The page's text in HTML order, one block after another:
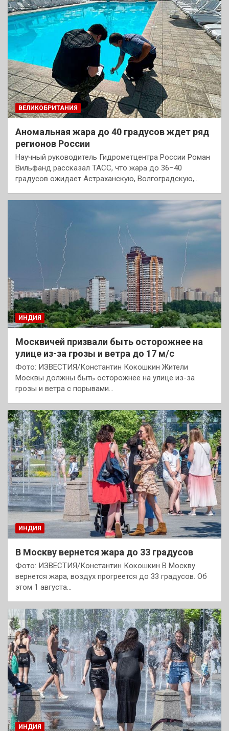
ВЕЛИКОБРИТАНИЯ
Аномальная жара до 40 градусов ждет ряд
регионов России
Научный руководитель Гидрометцентра России Роман
Вильфанд рассказал ТАСС, что жара до 36–40
градусов ожидает Астраханскую, Волгоградскую,…
ИНДИЯ
Москвичей призвали быть осторожнее на
улице из-за грозы и ветра до 17 м/с
Фото: ИЗВЕСТИЯ/Константин Кокошкин Жители
Москвы должны быть осторожнее на улице из-за
грозы и ветра с порывами…
ИНДИЯ
В Москву вернется жара до 33 градусов
Фото: ИЗВЕСТИЯ/Константин Кокошкин В Москву
вернется жара, воздух прогреется до 33 градусов. Об
этом 1 августа…
ИНДИЯ